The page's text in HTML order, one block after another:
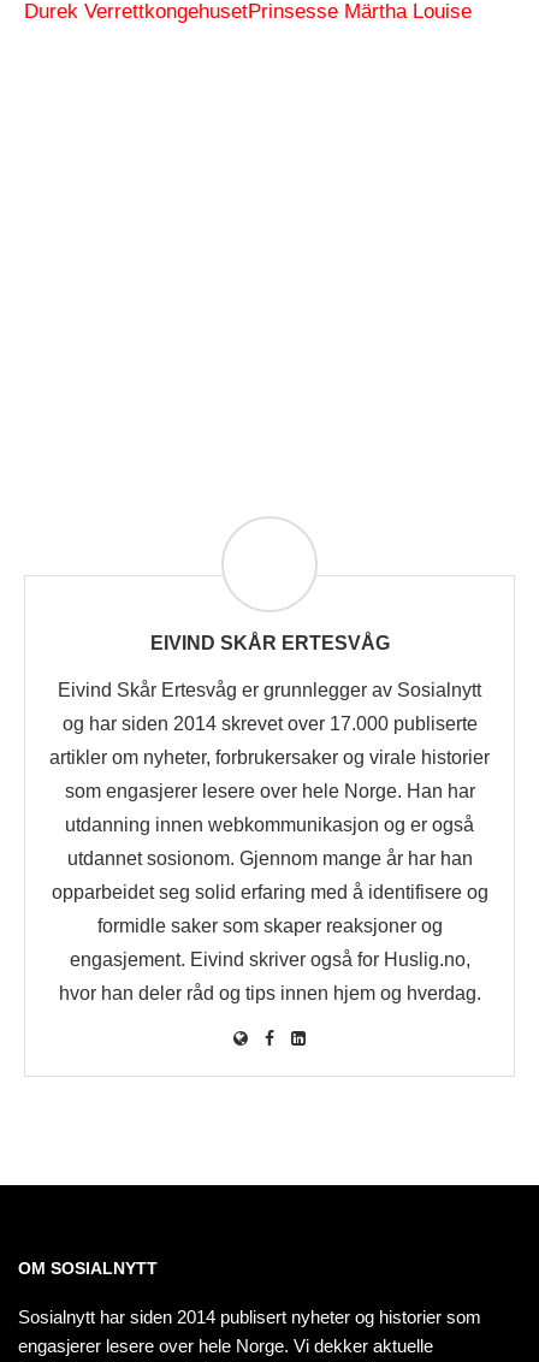
Durek VerrettkongehusetPrinsesse Märtha Louise
EIVIND SKÅR ERTESVÅG
Eivind Skår Ertesvåg er grunnlegger av Sosialnytt
og har siden 2014 skrevet over 17.000 publiserte
artikler om nyheter, forbrukersaker og virale historier
som engasjerer lesere over hele Norge. Han har
utdanning innen webkommunikasjon og er også
utdannet sosionom. Gjennom mange år har han
opparbeidet seg solid erfaring med å identifisere og
formidle saker som skaper reaksjoner og
engasjement. Eivind skriver også for Huslig.no,
hvor han deler råd og tips innen hjem og hverdag.
OM SOSIALNYTT
Sosialnytt har siden 2014 publisert nyheter og historier som
engasjerer lesere over hele Norge. Vi dekker aktuelle